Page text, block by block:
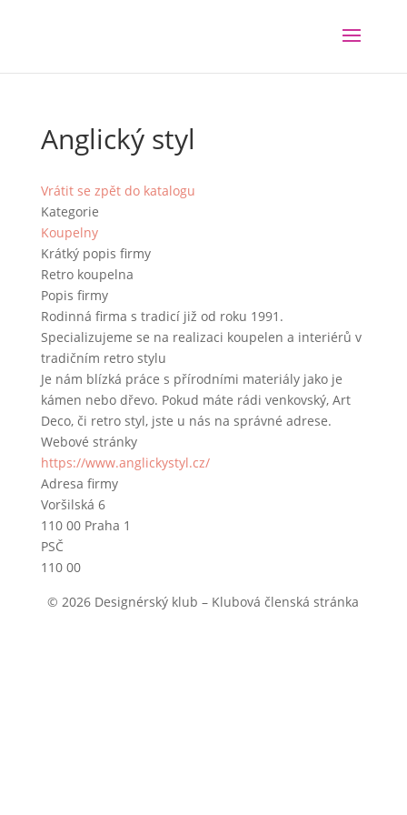
Anglický styl
Vrátit se zpět do katalogu
Kategorie
Koupelny
Krátký popis firmy
Retro koupelna
Popis firmy
Rodinná firma s tradicí již od roku 1991.
Specializujeme se na realizaci koupelen a interiérů v
tradičním retro stylu
Je nám blízká práce s přírodními materiály jako je
kámen nebo dřevo. Pokud máte rádi venkovský, Art
Deco, či retro styl, jste u nás na správné adrese.
Webové stránky
https://www.anglickystyl.cz/
Adresa firmy
Voršilská 6
110 00 Praha 1
PSČ
110 00
© 2026 Designérský klub – Klubová členská stránka